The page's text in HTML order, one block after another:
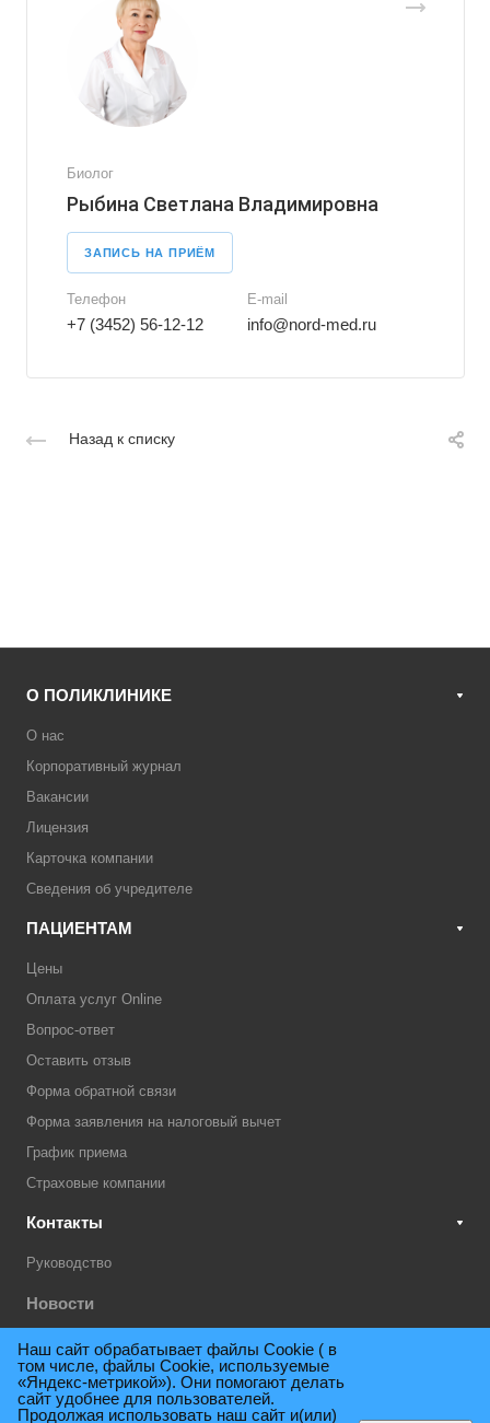
Биолог
Рыбина Светлана Владимировна
ЗАПИСЬ НА ПРИЁМ
Телефон
+7 (3452) 56-12-12
E-mail
info@nord-med.ru
Назад к списку
О ПОЛИКЛИНИКЕ
О нас
Корпоративный журнал
Вакансии
Лицензия
Карточка компании
Сведения об учредителе
ПАЦИЕНТАМ
Цены
Оплата услуг Online
Вопрос-ответ
Оставить отзыв
Форма обратной связи
Форма заявления на налоговый вычет
График приема
Страховые компании
Контакты
Руководство
Новости
Техническая поддержка
Наш сайт обрабатывает файлы Cookie ( в
том числе, файлы Cookie, используемые
«Яндекс-метрикой»). Они помогают делать
сайт удобнее для пользователей.
Продолжая использовать наш сайт и(или)